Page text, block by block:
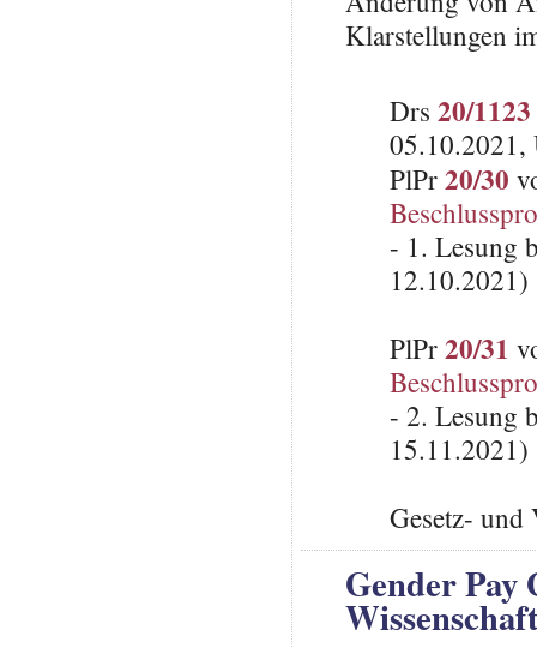
Klarstellungen
Drs 20/1123
05.10.2021,
PlPr20/30
- 1. Lesung
12.10.2021)
PlPr20/31
- 2. Lesung
15.11.2021)
Gesetz-
Gender